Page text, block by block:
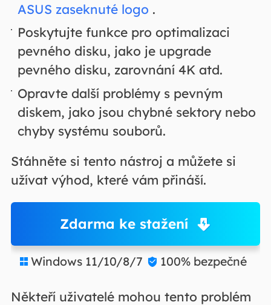
ASUS zaseknuté logo .
Poskytujte funkce pro optimalizaci
pevného disku, jako je upgrade
pevného disku, zarovnání 4K atd.
Opravte další problémy s pevným
diskem, jako jsou chybné sektory nebo
chyby systému souborů.
Stáhněte si tento nástroj a můžete si
užívat výhod, které vám přináší.
Zdarma ke stažení
 Windows 11/10/8/7  100% bezpečné
Někteří uživatelé mohou tento problém